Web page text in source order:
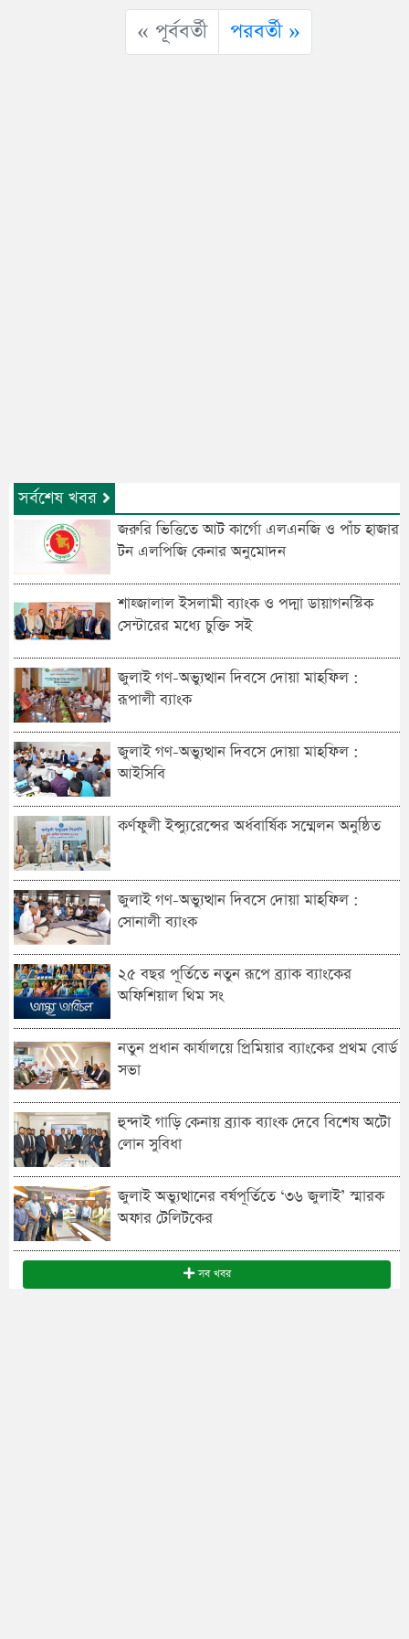
« পূর্ববর্তী পরবর্তী »
সর্বশেষ খবর
জরুরি ভিত্তিতে আট কার্গো এলএনজি ও পাঁচ হাজার
টন এলপিজি কেনার অনুমোদন
শাহ্জালাল ইসলামী ব্যাংক ও পদ্মা ডায়াগনস্টিক
সেন্টারের মধ্যে চুক্তি সই
জুলাই গণ-অভ্যুত্থান দিবসে দোয়া মাহফিল :
রূপালী ব্যাংক
জুলাই গণ-অভ্যুত্থান দিবসে দোয়া মাহফিল :
আইসিবি
কর্ণফুলী ইন্স্যুরেন্সের অর্ধবার্ষিক সম্মেলন অনুষ্ঠিত
জুলাই গণ-অভ্যুত্থান দিবসে দোয়া মাহফিল :
সোনালী ব্যাংক
২৫ বছর পূর্তিতে নতুন রূপে ব্র্যাক ব্যাংকের
অফিশিয়াল থিম সং
নতুন প্রধান কার্যালয়ে প্রিমিয়ার ব্যাংকের প্রথম বোর্ড
সভা
হুন্দাই গাড়ি কেনায় ব্র্যাক ব্যাংক দেবে বিশেষ অটো
লোন সুবিধা
জুলাই অভ্যুত্থানের বর্ষপূর্তিতে ‘৩৬ জুলাই’ স্মারক
অফার টেলিটকের
সব খবর